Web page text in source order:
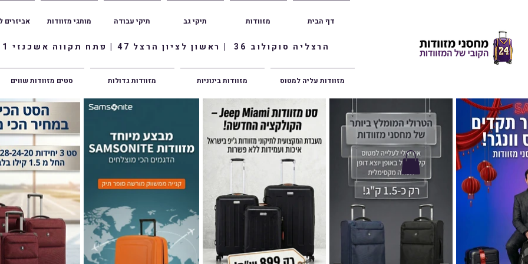
הרצליה סוקולוב 36 | ראשון לציון הרצל 47 | פתח תקווה אשכנזי 1
אביזרים מותגי מזוודות תיקי עבודה תיקי גב מזוודות דף הבית
סטים מזוודות שווים מזוודות גדולות מזוודות בינוניות מזוודות עליה למטוס